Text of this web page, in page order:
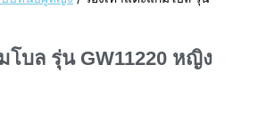
โบล รุ่น GW11220 หญิง